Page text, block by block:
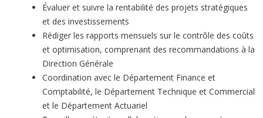
Évaluer et suivre la rentabilité des projets stratégiques
et des investissements
Rédiger les rapports mensuels sur le contrôle des coûts
et optimisation, comprenant des recommandations à la
Direction Générale
Coordination avec le Département Finance et
Comptabilité, le Département Technique et Commercial
et le Département Actuariel